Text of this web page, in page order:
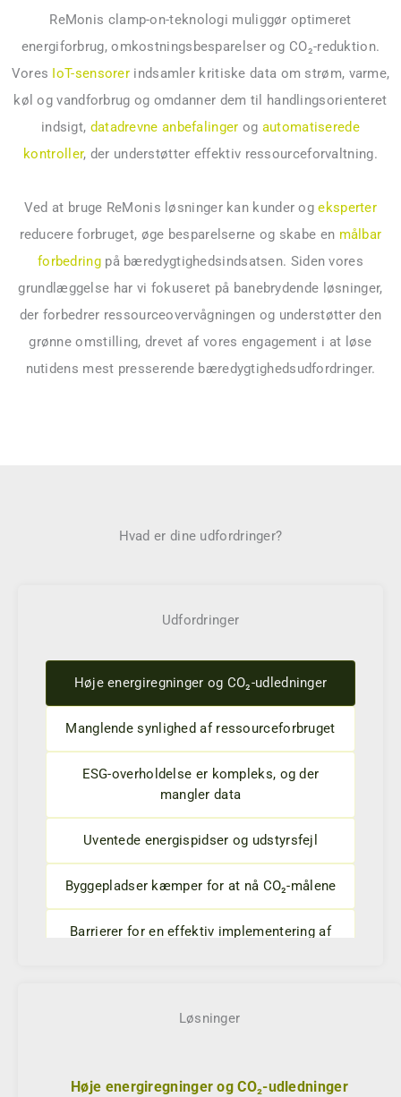
ReMonis clamp-on-teknologi muliggør optimeret
energiforbrug, omkostningsbesparelser og CO₂-reduktion.
Vores IoT-sensorer indsamler kritiske data om strøm, varme,
køl og vandforbrug og omdanner dem til handlingsorienteret
indsigt, datadrevne anbefalinger og automatiserede
kontroller, der understøtter effektiv ressourceforvaltning.
Ved at bruge ReMonis løsninger kan kunder ogeksperter
reducere forbruget, øge besparelserne og skabe en målbar
forbedringpå bæredygtighedsindsatsen. Siden vores
grundlæggelse har vi fokuseret på banebrydende løsninger,
der forbedrer ressourceovervågningen og understøtter den
grønne omstilling, drevet af vores engagement i at løse
nutidens mest presserende bæredygtighedsudfordringer.
Hvad er dine udfordringer?
Udfordringer
Høje energiregninger og CO₂-udledninger
Manglende synlighed af ressourceforbruget
ESG-overholdelse er kompleks, og der
mangler data
Uventede energispidser og udstyrsfejl
Byggepladser kæmper for at nå CO₂-målene
Barrierer for en effektiv implementering af
Løsninger
Høje energiregninger og CO₂-udledninger